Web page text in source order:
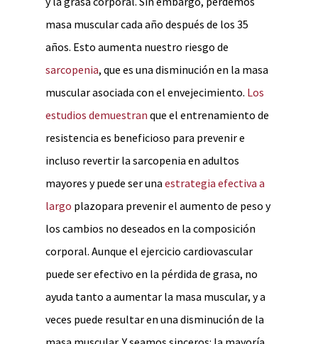
masa muscular cada año después de los 35
años. Esto aumenta nuestro riesgo de
sarcopenia, que es una disminución en la masa
muscular asociada con el envejecimiento. Los
estudios demuestran que el entrenamiento de
resistencia es beneficioso para prevenir e
incluso revertir la sarcopenia en adultos
mayores y puede ser una estrategia efectiva a
largo plazopara prevenir el aumento de peso y
los cambios no deseados en la composición
corporal. Aunque el ejercicio cardiovascular
puede ser efectivo en la pérdida de grasa, no
ayuda tanto a aumentar la masa muscular, y a
veces puede resultar en una disminución de la